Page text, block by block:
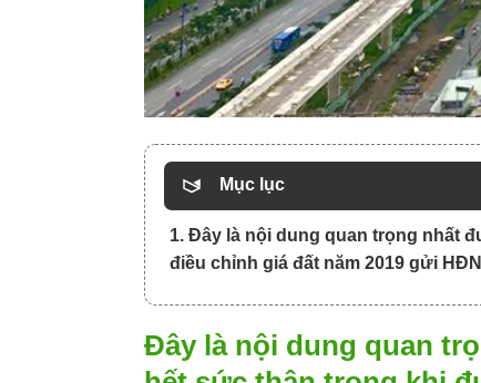
Mục lục
1. Đây là nội dung quan trọng nhất
điều chỉnh giá đất năm 2019 gửi
Đây là nội dung quan